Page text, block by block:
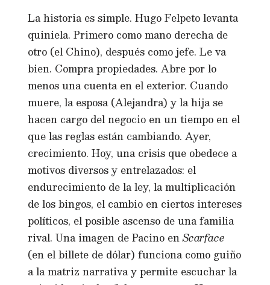
La historia es simple. Hugo Felpeto levanta
quiniela. Primero como mano derecha de
otro (el Chino), después como jefe. Le va
bien. Compra propiedades. Abre por lo
menos una cuenta en el exterior. Cuando
muere, la esposa (Alejandra) y la hija se
hacen cargo del negocio en un tiempo en el
que las reglas están cambiando. Ayer,
crecimiento. Hoy, una crisis que obedece a
motivos diversos y entrelazados: el
endurecimiento de la ley, la multiplicación
de los bingos, el cambio en ciertos intereses
políticos, el posible ascenso de una familia
rival. Una imagen de Pacino enScarface
(en el billete de dólar) funciona como guiño
a la matriz narrativa y permite escuchar la